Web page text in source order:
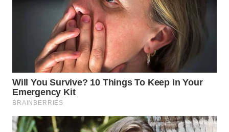
CIREBON
WN
INDRAMAYU
WN
KUNINGAN